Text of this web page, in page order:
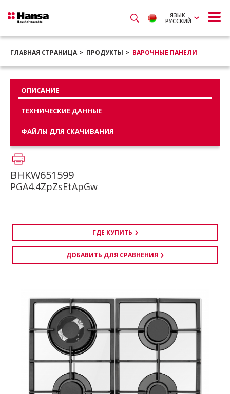
ЯЗЫК
РУССКИЙ
ГЛАВНАЯ СТРАНИЦА ПРОДУКТЫ ВАРОЧНЫЕ ПАНЕЛИ
ОПИСАНИЕ
ТЕХНИЧЕСКИЕ ДАННЫЕ
ФАЙЛЫ ДЛЯ СКАЧИВАНИЯ
BHKW651599
PGA4.4ZpZsEtApGw
ГДЕ КУПИТЬ
ДОБАВИТЬ ДЛЯ СРАВНЕНИЯ